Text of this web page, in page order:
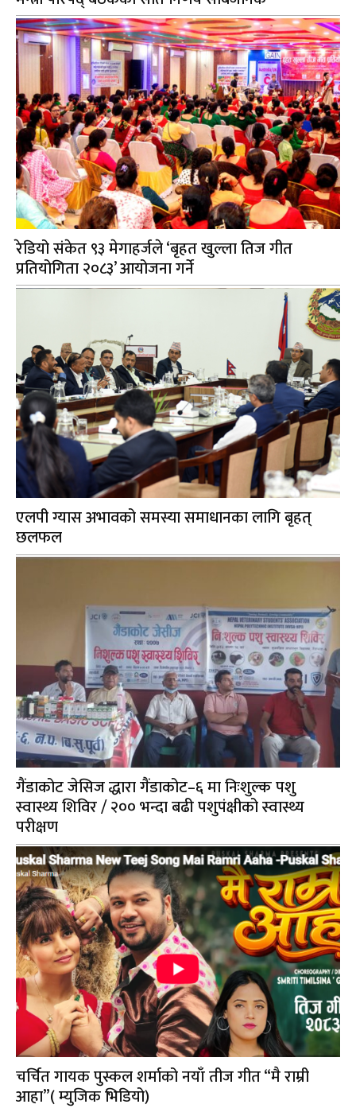
रेडियो संकेत ९३ मेगाहर्जले ‘बृहत खुल्ला तिज गीत
प्रतियोगिता २०८३’ आयोजना गर्ने
एलपी ग्यास अभावको समस्या समाधानका लागि बृहत्
छलफल
गैंडाकोट जेसिज द्धारा गैंडाकोट–६ मा निःशुल्क पशु
स्वास्थ्य शिविर / २०० भन्दा बढी पशुपंक्षीको स्वास्थ्य
परीक्षण
चर्चित गायक पुस्कल शर्माको नयाँ तीज गीत “मै राम्री
आहा”( म्युजिक भिडियो)